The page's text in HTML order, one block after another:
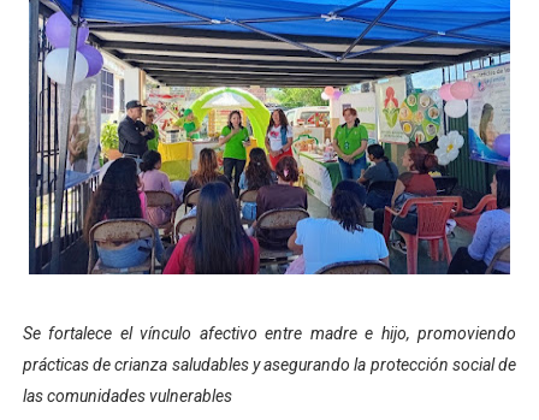
Hospital universitario muestra sus avances en visita
Instituto Nacional de Nutrición celebra Semana
Gobernación de Mérida fortalece el desarrollo
Corposalud inició talleres para aspirantes al curso de
Fortalecen formación académica de médicos en
Campo Elías consolida plan de bacheo en el sector La
Fundecem inició con éxito el taller vacacional de
Se fortalece el vínculo afectivo entre madre e hijo, promoviendo
prácticas de crianza saludables y asegurando la protección social de
las comunidades vulnerables